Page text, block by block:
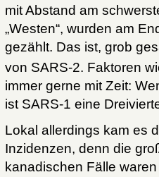
mit Abstand am
„Westen“, wurden am
gezählt. Das ist, grob
von SARS-2. Faktoren
immer gerne mit Zeit:
ist SARS-1 eine
Lokal allerdings kam es
Inzidenzen, denn die
kanadischen Fälle